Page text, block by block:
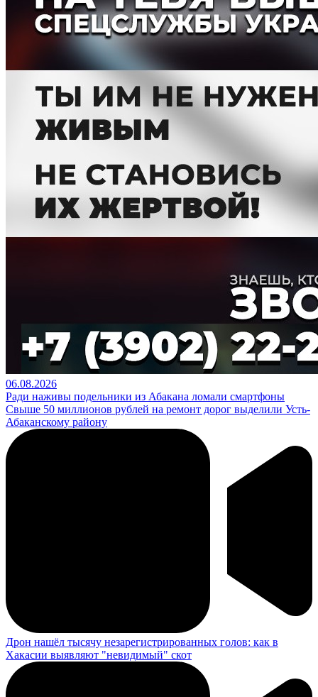
06.08.2026
Ради наживы подельники из Абакана ломали смартфоны
Свыше 50 миллионов рублей на ремонт дорог выделили Усть-
Абаканскому району
Дрон нашёл тысячу незарегистрированных голов: как в
Хакасии выявляют "невидимый" скот